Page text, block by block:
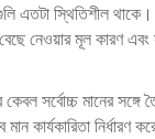
এতটা স্থিতিশীল
নেওয়ার মূল কারণ
সর্বোচ্চ মানের সঙ্গে
কার্যকারিতা নির্ধারণ